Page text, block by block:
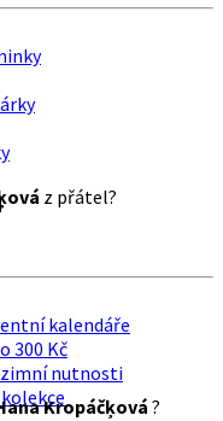
kalendáře
300 Kč
nutnosti
z přátel?
Kropáčķová ?